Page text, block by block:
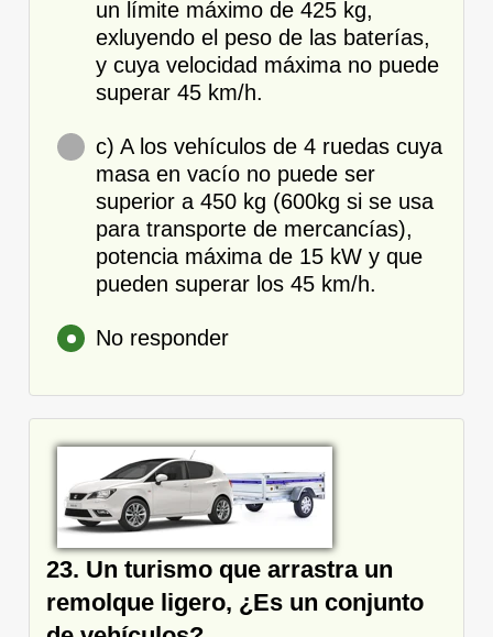
un límite máximo de 425 kg,
exluyendo el peso de las baterías,
y cuya velocidad máxima no puede
superar 45 km/h.
c) A los vehículos de 4 ruedas cuya
masa en vacío no puede ser
superior a 450 kg (600kg si se usa
para transporte de mercancías),
potencia máxima de 15 kW y que
pueden superar los 45 km/h.
No responder
23. Un turismo que arrastra un
remolque ligero, ¿Es un conjunto